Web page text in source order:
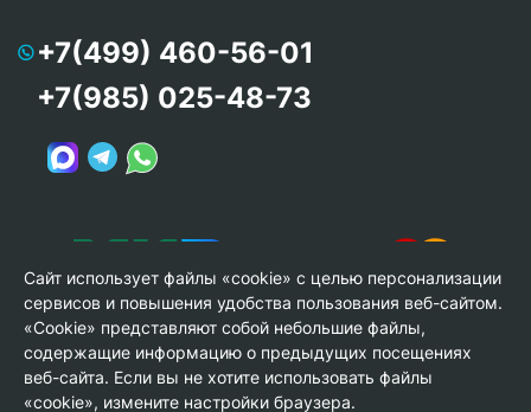
+7(499) 460-56-01
+7(985) 025-48-73
© Copyright 2013-2026 KERAMA MARAZZI, ООО «Гамма
Сайт использует файлы «cookie» с целью персонализации
сервисов и повышения удобства пользования веб-сайтом.
«Cookie» представляют собой небольшие файлы,
содержащие информацию о предыдущих посещениях
веб-сайта. Если вы не хотите использовать файлы
«cookie», измените настройки браузера.